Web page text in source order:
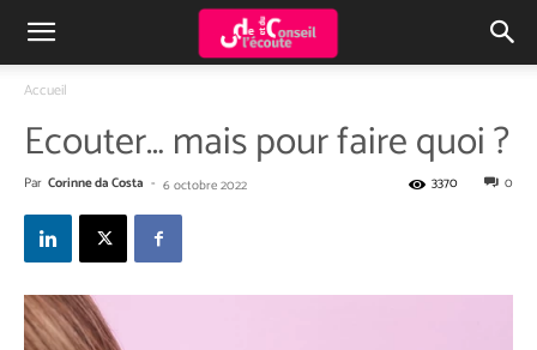
Accueil
Ecouter… mais pour faire quoi ?
Par Corinne da Costa - 6 octobre 2022 0
3370